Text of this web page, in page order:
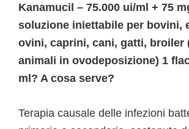
Kanamucil – 75.000 ui/ml + 75
soluzione iniettabile per bovini,
ovini, caprini, cani, gatti, broiler
animali in ovodeposizione) 1
ml? A cosa serve?
Terapia causale delle infezioni